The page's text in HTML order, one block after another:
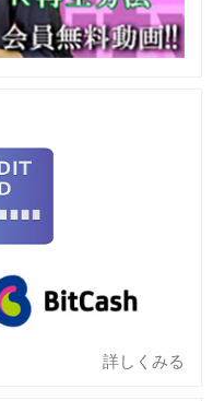
詳しくみる